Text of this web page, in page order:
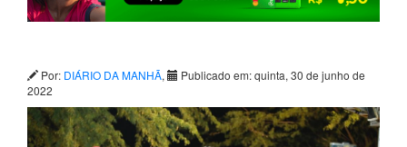
Por: DIÁRIO DA MANHÃ,
Publicado em: quinta, 30 de junho de
2022